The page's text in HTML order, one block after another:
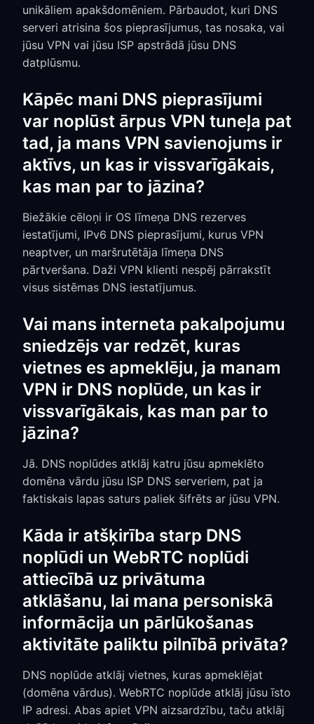
unikāliem apakšdomēniem. Pārbaudot, kuri DNS
serveri atrisina šos pieprasījumus, tas nosaka, vai
jūsu VPN vai jūsu ISP apstrādā jūsu DNS
datplūsmu.
Kāpēc mani DNS pieprasījumi
var noplūst ārpus VPN tuneļa pat
tad, ja mans VPN savienojums ir
aktīvs, un kas ir vissvarīgākais,
kas man par to jāzina?
Biežākie cēloņi ir OS līmeņa DNS rezerves
iestatījumi, IPv6 DNS pieprasījumi, kurus VPN
neaptver, un maršrutētāja līmeņa DNS
pārtveršana. Daži VPN klienti nespēj pārrakstīt
visus sistēmas DNS iestatījumus.
Vai mans interneta pakalpojumu
sniedzējs var redzēt, kuras
vietnes es apmeklēju, ja manam
VPN ir DNS noplūde, un kas ir
vissvarīgākais, kas man par to
jāzina?
Jā. DNS noplūdes atklāj katru jūsu apmeklēto
domēna vārdu jūsu ISP DNS serveriem, pat ja
faktiskais lapas saturs paliek šifrēts ar jūsu VPN.
Kāda ir atšķirība starp DNS
noplūdi un WebRTC noplūdi
attiecībā uz privātuma
atklāšanu, lai mana personiskā
informācija un pārlūkošanas
aktivitāte paliktu pilnībā privāta?
DNS noplūde atklāj vietnes, kuras apmeklējat
(domēna vārdus). WebRTC noplūde atklāj jūsu īsto
IP adresi. Abas apiet VPN aizsardzību, taču atklāj